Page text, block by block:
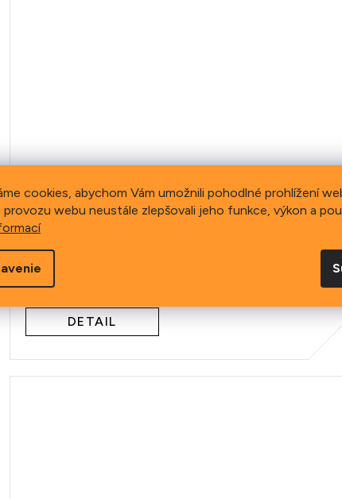
cookies, abychom Vám umožnili pohodlné prohlížení
provozu webu neustále zlepšovali jeho funkce, výkon a
Pumpa SKS
Rennkompressor NXT
Digi
120 €
DETAIL